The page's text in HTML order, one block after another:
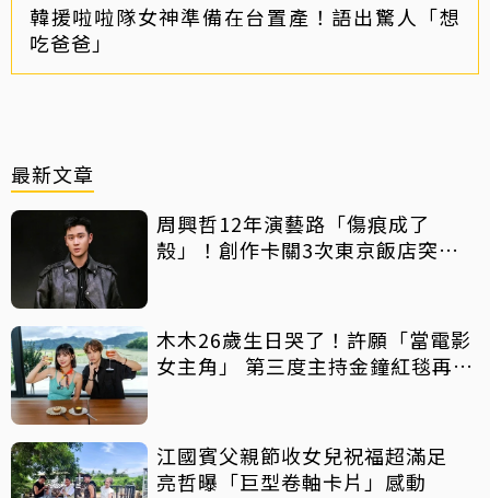
韓援啦啦隊女神準備在台置產！語出驚人「想
吃爸爸」
最新文章
周興哲12年演藝路「傷痕成了
殼」！創作卡關3次東京飯店突找
木木26歲生日哭了！許願「當電影
女主角」 第三度主持金鐘紅毯再喊
江國賓父親節收女兒祝福超滿足
亮哲曝「巨型卷軸卡片」感動